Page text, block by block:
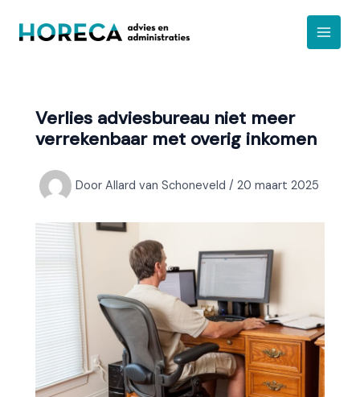
naar
Verlies adviesbureau niet meer
verrekenbaar met overig inkomen
Door Allard van Schoneveld / 20 maart 2025